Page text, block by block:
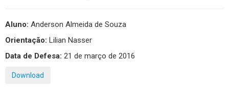
Aluno: Anderson Almeida de Souza
Orientação: Lilian Nasser
Data de Defesa: 21 de março de 2016
Download